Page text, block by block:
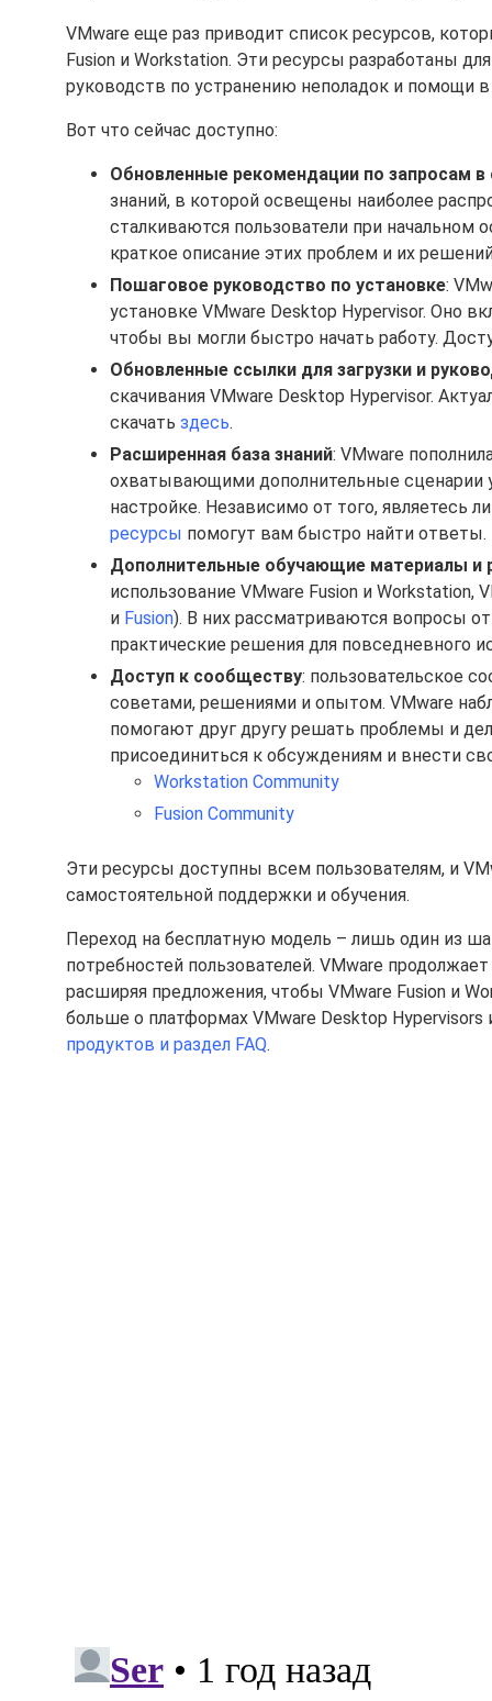
VMware еще раз приводит список ресурсов,
Fusion и Workstation. Эти ресурсы разработаны
руководств по устранению неполадок и помощи
Вот что сейчас доступно:
Обновленные рекомендации по запросам
знаний, в которой освещены наиболее
сталкиваются пользователи при начальном
краткое описание этих проблем и их
Пошаговое руководство по установке:
установке VMware Desktop Hypervisor. Оно
чтобы вы могли быстро начать работу.
Обновленные ссылки для загрузки и
скачивания VMware Desktop Hypervisor.
скачать здесь.
Расширенная база знаний: VMware
охватывающими дополнительные сценарии
настройке. Независимо от того,
ресурсы помогут вам быстро найти ответы.
Дополнительные обучающие материалы и
использование VMware Fusion и
и Fusion). В них рассматриваются вопросы
практические решения для повседневного
Доступ к сообществу: пользовательское
советами, решениями и опытом. VMware
помогают друг другу решать проблемы и
присоединиться к обсуждениям и внести
Workstation Community
Fusion Community
Эти ресурсы доступны всем пользователям, и
самостоятельной поддержки и обучения.
Переход на бесплатную модель – лишь один из
потребностей пользователей. VMware
расширяя предложения, чтобы VMware Fusion и
больше о платформах VMware Desktop
продуктов и раздел FAQ.